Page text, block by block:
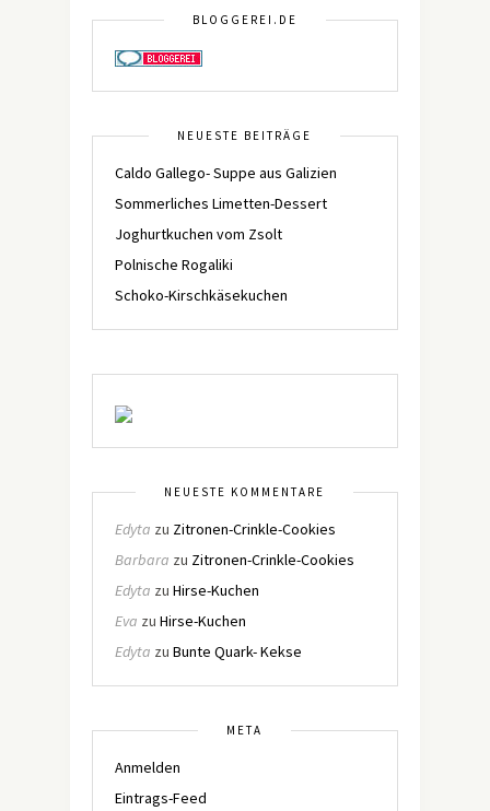
BLOGGEREI.DE
NEUESTE BEITRÄGE
Caldo Gallego- Suppe aus Galizien
Sommerliches Limetten-Dessert
Joghurtkuchen vom Zsolt
Polnische Rogaliki
Schoko-Kirschkäsekuchen
NEUESTE KOMMENTARE
Edyta zu Zitronen-Crinkle-Cookies
Barbara zu Zitronen-Crinkle-Cookies
Edyta zu Hirse-Kuchen
Eva zu Hirse-Kuchen
Edyta zu Bunte Quark- Kekse
META
Anmelden
Eintrags-Feed